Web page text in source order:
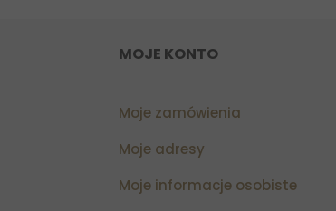
MOJE KONTO
Moje zamówienia
Moje adresy
Moje informacje osobiste